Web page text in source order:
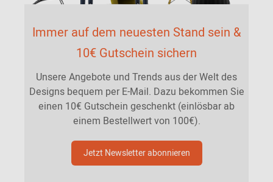
Immer auf dem neuesten Stand sein &
10€ Gutschein sichern
Unsere Angebote und Trends aus der Welt des
Designs bequem per E-Mail. Dazu bekommen Sie
einen 10€ Gutschein geschenkt (einlösbar ab
einem Bestellwert von 100€).
Jetzt Newsletter abonnieren